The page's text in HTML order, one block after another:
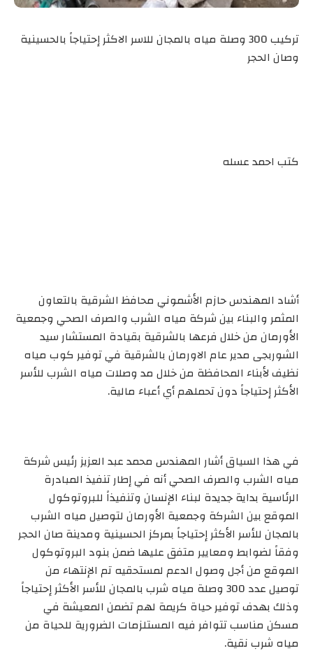
تركيب 300 وصلة مياه بالمجان للاسر الاكثر إحتياجاً بالحسينية
وصان الحجر
كتب احمد عسله
أشاد المهندس حازم الأشموني محافظ الشرقية بالتعاون
المثمر والبناء بين شركة مياه الشرب والصرف الصحي وجمعية
الأورمان من خلال فرعها بالشرقية بقيادة المستشار سيد
الشوربجى مدير عام الاورمان بالشرقية في توفير كوب مياه
نظيف لأبناء المحافظة من خلال مد وصلات مياه الشرب للأسر
الأكثر إحتياجاً دون تحملهم أي أعباء مالية.
في هذا السياق أشار المهندس محمد عبد العزيز رئيس شركة
مياه الشرب والصرف الصحي أنه في إطار تنفيذ المبادرة
الرئاسية بداية جديدة لبناء الإنسان وتنفيذاً للبروتوكول
الموقع بين الشركة وجمعية الأورمان لتوصيل مياه الشرب
بالمجان للأسر الأكثر إحتياجاً بمركز الحسينية ومدينة صان الحجر
وفقاً لضوابط ومعايير متفق عليها ضمن بنود البروتوكول
الموقع من أجل وصول الدعم لمستحقيه تم الإنتهاء من
توصيل عدد 300 وصلة مياه شرب بالمجان للأسر الأكثر إحتياجاً
وذلك بهدف توفير حياة كريمة لهم تضمن المعيشة في
مسكن مناسب تتوافر فيه المستلزمات الضرورية للحياة من
مياه شرب نقية.